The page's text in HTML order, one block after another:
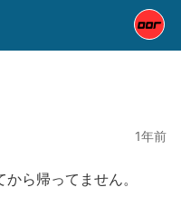
1年前
ら帰ってません。